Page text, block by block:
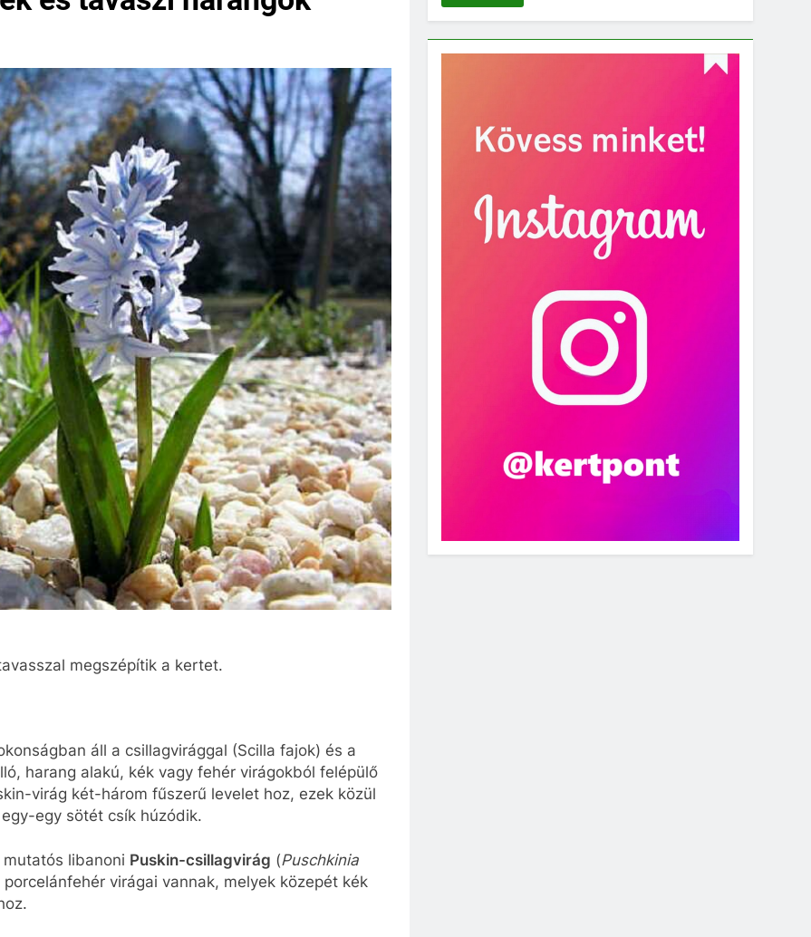
megszépítik a kertet.
áll a csillagvirággal (Scilla fajok) és a
harang alakú, kék vagy fehér virágokból felépülő
virág két-három fűszerű levelet hoz, ezek közül
egy sötét csík húzódik.
libanoni Puskin-csillagvirág (Puschkinia
virágai vannak, melyek közepét kék